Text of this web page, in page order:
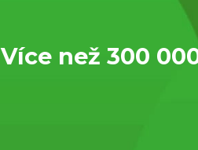
Více než 300